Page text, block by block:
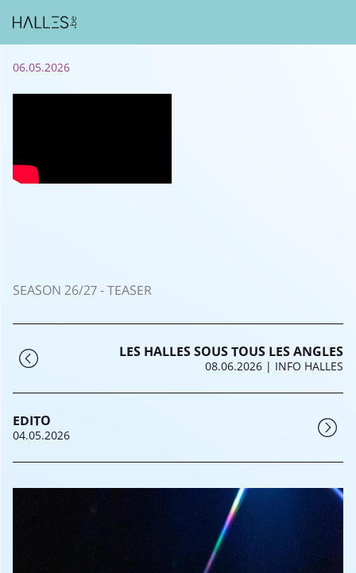
06.05.2026
SEASON 26/27 - TEASER
LES HALLES SOUS TOUS LES ANGLES
08.06.2026 | INFO HALLES
EDITO
04.05.2026